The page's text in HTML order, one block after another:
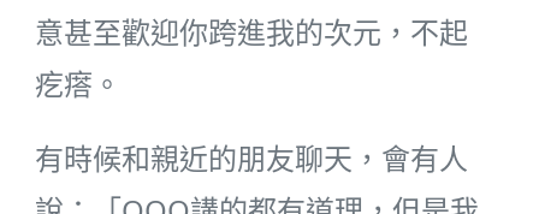
意甚至歡迎你跨進我的次元，不起
疙瘩。
有時候和親近的朋友聊天，會有人